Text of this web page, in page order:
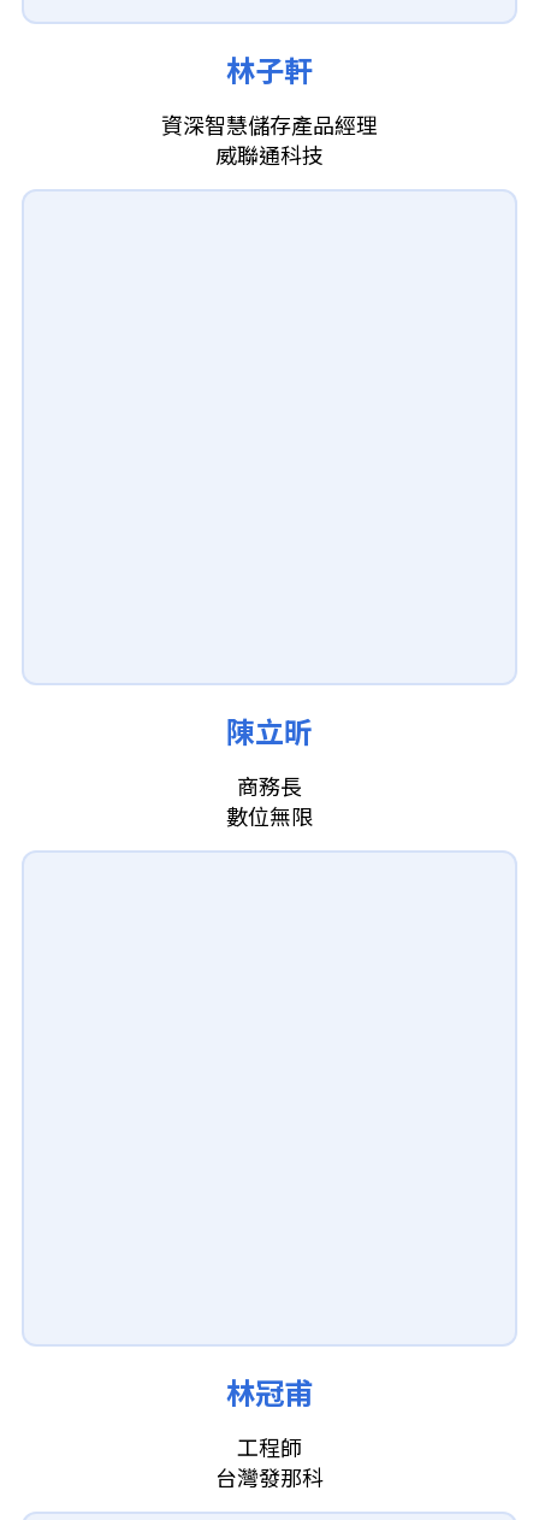
林子軒
資深智慧儲存產品經理
威聯通科技
陳立昕
商務長
數位無限
林冠甫
工程師
台灣發那科